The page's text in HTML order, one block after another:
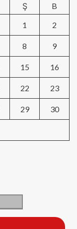
Ş
B
1
2
8 9
15 16
22 23
29 30